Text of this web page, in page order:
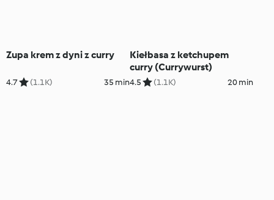
Zupa krem z dyni z curry
4.7 (1.1K) 35 min
Kiełbasa z ketchupem
curry (Currywurst)
4.5 (1.1K) 20 min